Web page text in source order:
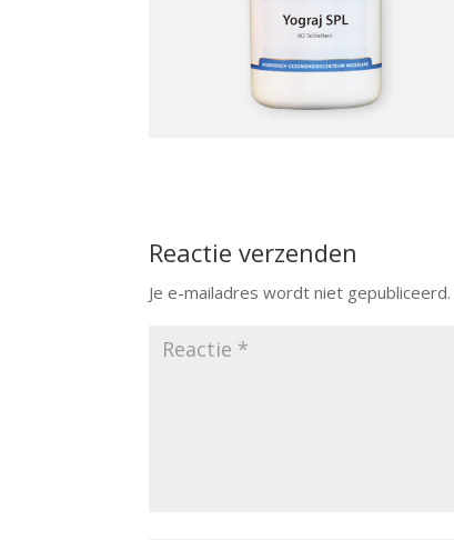
Reactie verzenden
Je e-mailadres wordt niet gepubliceerd.